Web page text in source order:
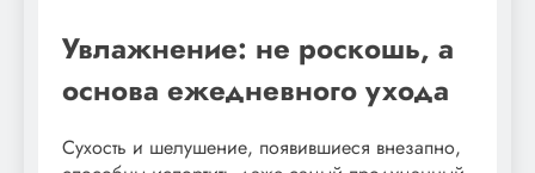
Увлажнение: не роскошь, а
основа ежедневного ухода
Сухость и шелушение, появившиеся внезапно,